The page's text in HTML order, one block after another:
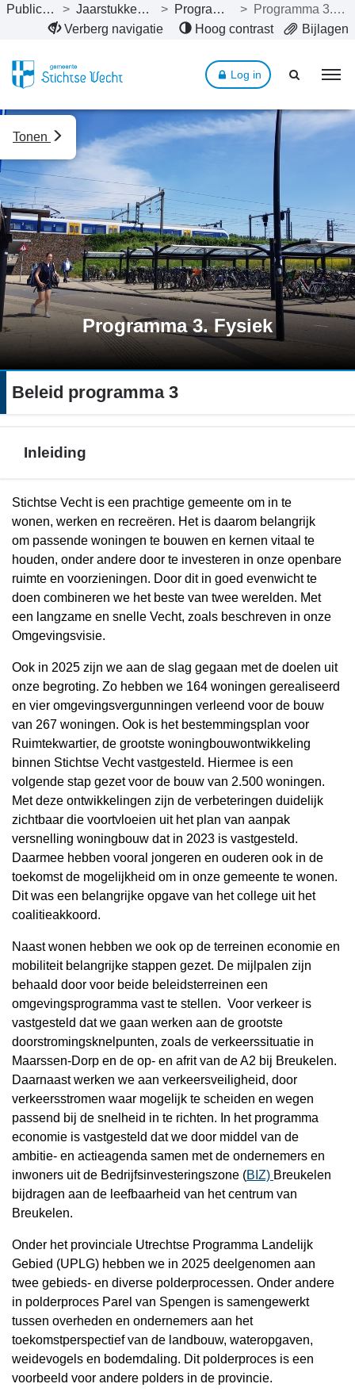
Naar hoofdinhoud
Publicaties > Jaarstukken 2025 > Programma’s >
Programma 3. Fysiek
Verberg navigatie
Hoog contrast Bijlagen
Log in
Programma 3. Fysiek
Tonen
Beleid programma 3
Inleiding
Terug
naar
navigatie
Beleid
programma
Stichtse Vecht is een prachtige gemeente om in te
wonen, werken en recreëren. Het is daarom belangrijk
om passende woningen te bouwen en kernen vitaal te
houden, onder andere door te investeren in onze openbare
ruimte en voorzieningen. Door dit in goed evenwicht te
doen combineren we het beste van twee werelden. Met
een langzame en snelle Vecht, zoals beschreven in onze
Omgevingsvisie.
Ook in 2025 zijn we aan de slag gegaan met de doelen uit
onze begroting. Zo hebben we 164 woningen gerealiseerd
en vier omgevingsvergunningen verleend voor de bouw
van 267 woningen. Ook is het bestemmingsplan voor
Ruimtekwartier, de grootste woningbouwontwikkeling
binnen Stichtse Vecht vastgesteld. Hiermee is een
volgende stap gezet voor de bouw van 2.500 woningen.
Met deze ontwikkelingen zijn de verbeteringen duidelijk
zichtbaar die voortvloeien uit het plan van aanpak
versnelling woningbouw dat in 2023 is vastgesteld.
Daarmee hebben vooral jongeren en ouderen ook in de
toekomst de mogelijkheid om in onze gemeente te wonen.
Dit was een belangrijke opgave van het college uit het
coalitieakkoord.
Naast wonen hebben we ook op de terreinen economie en
mobiliteit belangrijke stappen gezet. De mijlpalen zijn
behaald door voor beide beleidsterreinen een
omgevingsprogramma vast te stellen. Voor verkeer is
vastgesteld dat we gaan werken aan de grootste
doorstromingsknelpunten, zoals de verkeerssituatie in
Maarssen-Dorp en de op- en afrit van de A2 bij Breukelen.
Daarnaast werken we aan verkeersveiligheid, door
verkeersstromen waar mogelijk te scheiden en wegen
passend bij de snelheid in te richten. In het programma
economie is vastgesteld dat we door middel van de
ambitie- en actieagenda samen met de ondernemers en
inwoners uit de Bedrijfsinvesteringszone (BIZ) Breukelen
bijdragen aan de leefbaarheid van het centrum van
Breukelen.
Onder het provinciale Utrechtse Programma Landelijk
Gebied (UPLG) hebben we in 2025 deelgenomen aan
twee gebieds- en diverse polderprocessen. Onder andere
in polderproces Parel van Spengen is samengewerkt
tussen overheden en ondernemers aan het
toekomstperspectief van de landbouw, wateropgaven,
weidevogels en bodemdaling. Dit polderproces is een
voorbeeld voor andere polders in de provincie.